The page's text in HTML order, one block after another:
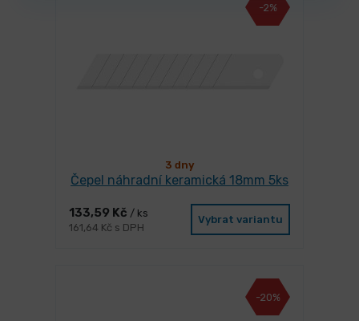
-2%
3 dny
Čepel náhradní keramická 18mm 5ks
133,59 Kč / ks
161,64 Kč s DPH
Vybrat variantu
-20%